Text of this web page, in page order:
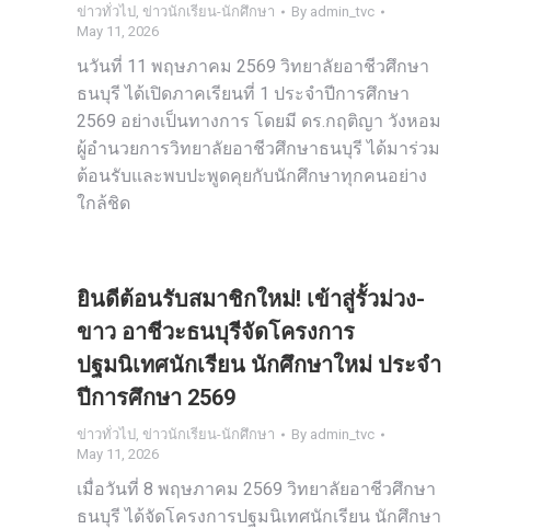
ข่าวทั่วไป, ข่าวนักเรียน-นักศึกษา By admin_tvc
May 11, 2026
นวันที่ 11 พฤษภาคม 2569 วิทยาลัยอาชีวศึกษา
ธนบุรี ได้เปิดภาคเรียนที่ 1 ประจำปีการศึกษา
2569 อย่างเป็นทางการ โดยมี ดร.กฤติญา วังหอม
ผู้อำนวยการวิทยาลัยอาชีวศึกษาธนบุรี ได้มาร่วม
ต้อนรับและพบปะพูดคุยกับนักศึกษาทุกคนอย่าง
ใกล้ชิด
ยินดีต้อนรับสมาชิกใหม่! เข้าสู่รั้วม่วง-
ขาว อาชีวะธนบุรีจัดโครงการ
ปฐมนิเทศนักเรียน นักศึกษาใหม่ ประจำ
ปีการศึกษา 2569
ข่าวทั่วไป, ข่าวนักเรียน-นักศึกษา By admin_tvc
May 11, 2026
เมื่อวันที่ 8 พฤษภาคม 2569 วิทยาลัยอาชีวศึกษา
ธนบุรี ได้จัดโครงการปฐมนิเทศนักเรียน นักศึกษา